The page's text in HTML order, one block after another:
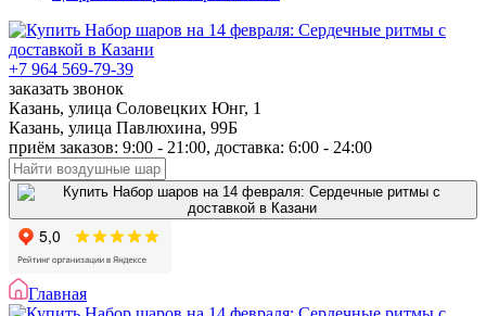
+7 964 569-79-39
заказать звонок
Казань, улица Соловецких Юнг, 1
Казань, улица Павлюхина, 99Б
приём заказов: 9:00 - 21:00, доставка: 6:00 - 24:00
Главная